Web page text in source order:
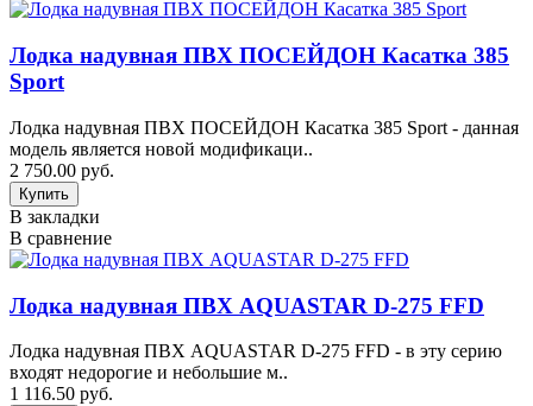
Лодка надувная ПВХ ПОСЕЙДОН Касатка 385
Sport
Лодка надувная ПВХ ПОСЕЙДОН Касатка 385 Sport - данная
модель является новой модификаци..
2 750.00 руб.
В закладки
В сравнение
Лодка надувная ПВХ AQUASTAR D-275 FFD
Лодка надувная ПВХ AQUASTAR D-275 FFD - в эту серию
входят недорогие и небольшие м..
1 116.50 руб.